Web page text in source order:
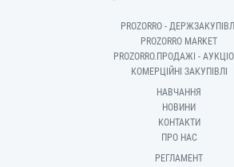
PROZORRO - ДЕРЖЗАКУПІВЛІ
PROZORRO MARKET
PROZORRO.ПРОДАЖІ -
КОМЕРЦІЙНІ ЗАКУПІВЛІ
НАВЧАННЯ
НОВИНИ
КОНТАКТИ
ПРО НАС
РЕГЛАМЕНТ